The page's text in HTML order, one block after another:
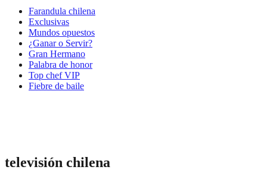
Farandula chilena
Exclusivas
Mundos opuestos
¿Ganar o Servir?
Gran Hermano
Palabra de honor
Top chef VIP
Fiebre de baile
televisión chilena